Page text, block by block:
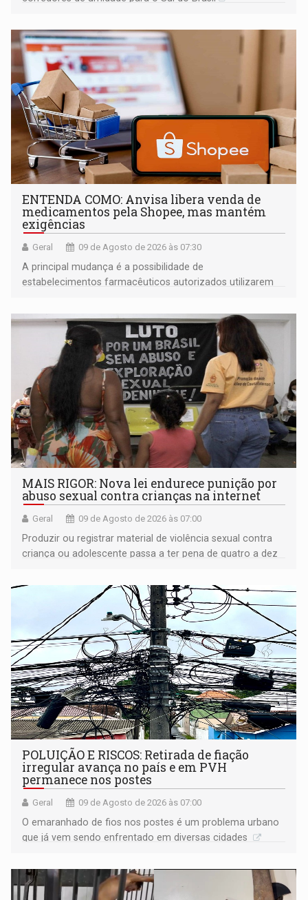
ENTENDA COMO: Anvisa libera venda de
medicamentos pela Shopee, mas mantém
exigências
Geral 09 de Agosto de 2026 às 07:30
A principal mudança é a possibilidade de
estabelecimentos farmacêuticos autorizados utilizarem
MAIS RIGOR: Nova lei endurece punição por
abuso sexual contra crianças na internet
Geral 09 de Agosto de 2026 às 07:00
Produzir ou registrar material de violência sexual contra
criança ou adolescente passa a ter pena de quatro a dez
POLUIÇÃO E RISCOS: Retirada de fiação
irregular avança no país e em PVH
permanece nos postes
Geral 09 de Agosto de 2026 às 07:00
O emaranhado de fios nos postes é um problema urbano
que já vem sendo enfrentado em diversas cidades